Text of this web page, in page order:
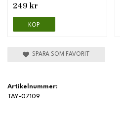
249 kr
KÖP
SPARA SOM FAVORIT
Artikelnummer:
TAY-07109